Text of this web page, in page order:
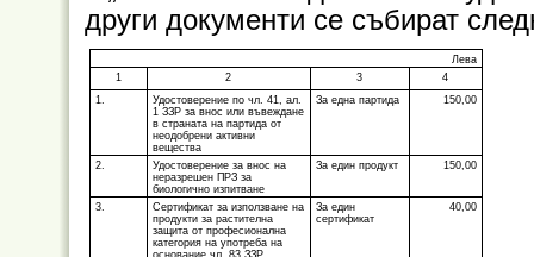
други документи се събират
Лева
1
2 3
4
1.
Удостоверение по чл. 41, ал.
1 ЗЗР за внос или въвеждане
в страната на партида от
неодобрени активни
вещества
За една партида 150,00
2.
Удостоверение за внос на
неразрешен ПРЗ за
биологично изпитване
За един продукт 150,00
3.
Сертификат за използване на
продукти за растителна
защита от професионална
категория на употреба на
основание чл. 83 ЗЗР
За един
сертификат
40,00